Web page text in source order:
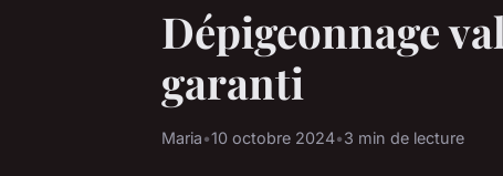
Dépigeonnage
garanti
Maria•10 octobre 2024•3 min de lecture